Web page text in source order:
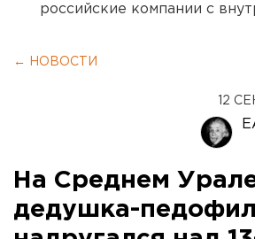
российские компании с
← НОВОСТИ
12
На Среднем
дедушка-педофил